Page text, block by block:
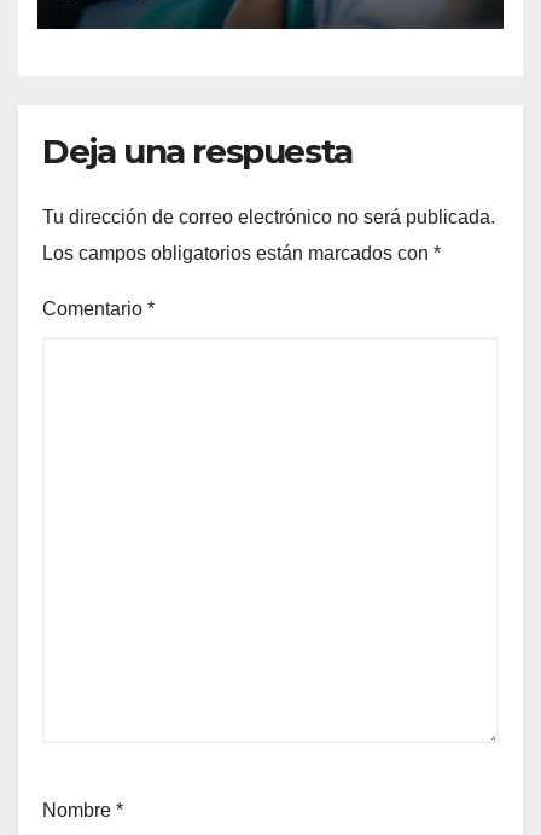
Deja una respuesta
Tu dirección de correo electrónico no será publicada.
Los campos obligatorios están marcados con *
Comentario *
Nombre *